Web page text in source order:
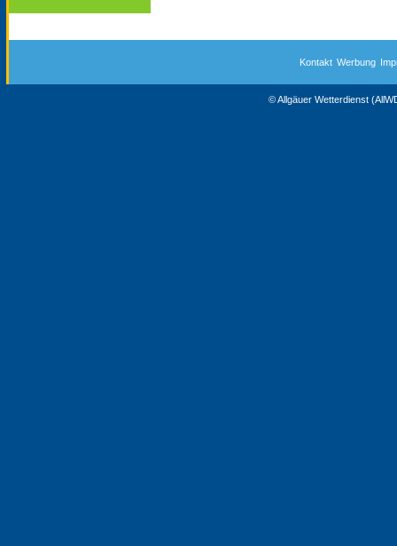
Kontakt Werbung
© Allgäuer Wetterdienst